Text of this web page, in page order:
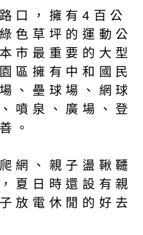
口，擁有4百公
色草坪的運動公
市最重要的大型
區擁有中和國民
、壘球場、網球
噴泉、廣場、登
。
網、親子盪鞦韆
夏日時還設有親
放電休閒的好去